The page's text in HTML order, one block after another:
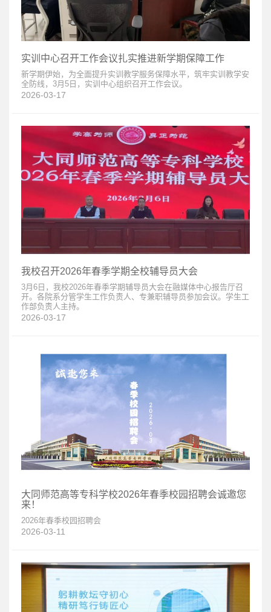
实训中心召开工作会议扎实推进新学期保障工作
新学期伊始，为全面提升实训教学服务保障水平，筑牢实训教学安
全防线，3月5日，实训中心组织召开工作会议。
2026-03-17
我校召开2026年春季学期全校辅导员大会
3月6日，我校2026年春季学期辅导员大会在融媒体中心报告厅召
开。各院系分管学生工作负责人、专兼职辅导员参加会议。学生工
作部负责人主持。
2026-03-17
大同师范高等专科学校2026年春季校园招聘会诚邀您
来！
2026年春季校园招聘会
2026-03-11